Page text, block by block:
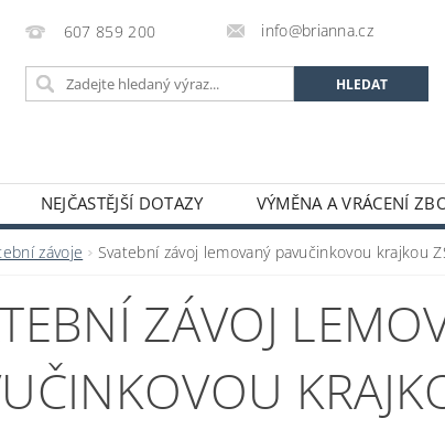
607 859 200 info@brianna.cz
NEJČASTĚJŠÍ DOTAZY VÝMĚNA A VRÁCENÍ
závoje Svatební závoj lemovaný pavučinkovou krajkou
ZÁVOJ